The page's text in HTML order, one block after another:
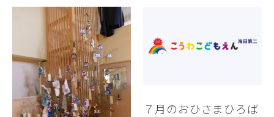
７月のおひさまひろば